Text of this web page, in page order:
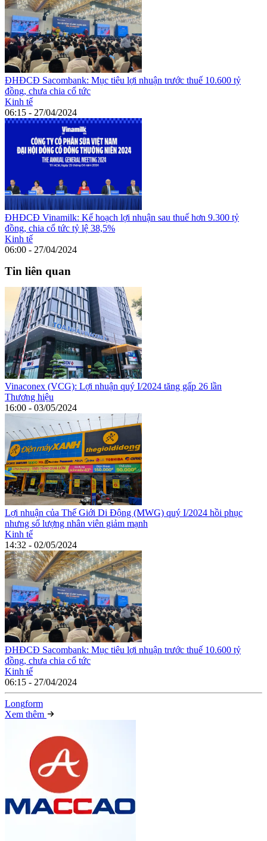
ĐHĐCĐ Sacombank: Mục tiêu lợi nhuận trước thuế 10.600 tỷ
đồng, chưa chia cổ tức
Kinh tế
06:15 - 27/04/2024
ĐHĐCĐ Vinamilk: Kế hoạch lợi nhuận sau thuế hơn 9.300 tỷ
đồng, chia cổ tức tỷ lệ 38,5%
Kinh tế
06:00 - 27/04/2024
Tin liên quan
Vinaconex (VCG): Lợi nhuận quý I/2024 tăng gấp 26 lần
Thương hiệu
16:00 - 03/05/2024
Lợi nhuận của Thế Giới Di Động (MWG) quý I/2024 hồi phục
nhưng số lượng nhân viên giảm mạnh
Kinh tế
14:32 - 02/05/2024
ĐHĐCĐ Sacombank: Mục tiêu lợi nhuận trước thuế 10.600 tỷ
đồng, chưa chia cổ tức
Kinh tế
06:15 - 27/04/2024
Longform
Xem thêm